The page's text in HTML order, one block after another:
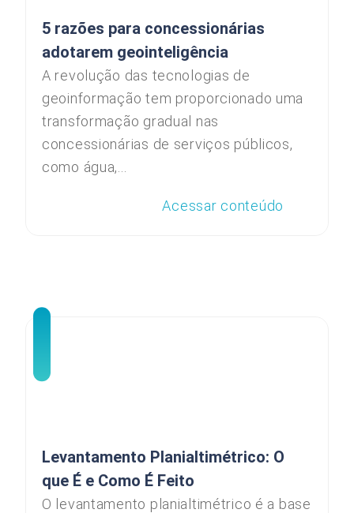
5 razões para concessionárias
adotarem geointeligência
A revolução das tecnologias de
geoinformação tem proporcionado uma
transformação gradual nas
concessionárias de serviços públicos,
como água,...
Acessar conteúdo
Levantamento Planialtimétrico: O
que É e Como É Feito
O levantamento planialtimétrico é a base